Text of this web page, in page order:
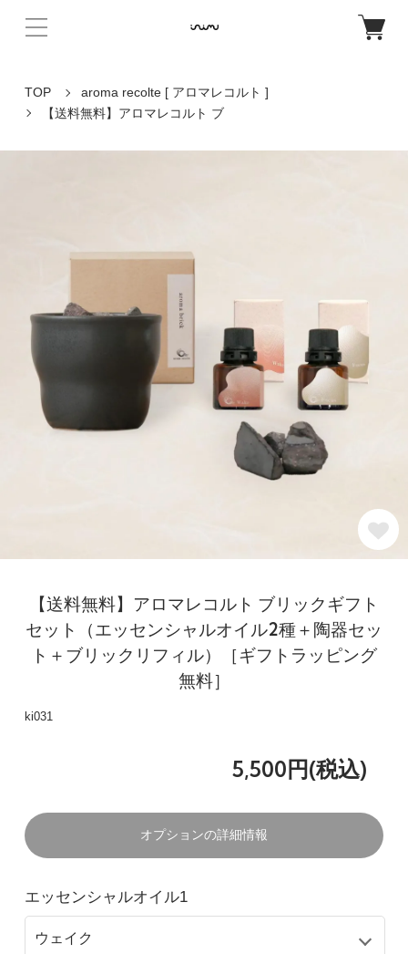
TOP
aroma recolte [ アロマレコルト ]
【送料無料】アロマレコルト ブ
【送料無料】アロマレコルト ブリックギフト
セット（エッセンシャルオイル2種＋陶器セッ
ト＋ブリックリフィル）［ギフトラッピング
無料］
ki031
5,500円(税込)
オプションの詳細情報
エッセンシャルオイル1